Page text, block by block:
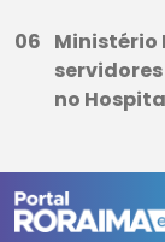
Ministério
no